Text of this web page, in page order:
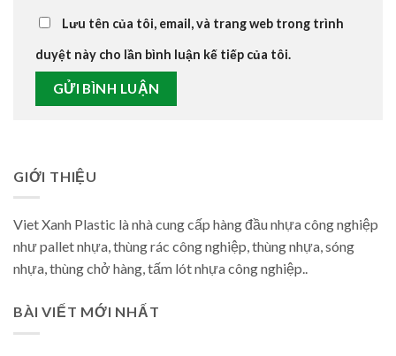
Lưu tên của tôi, email, và trang web trong trình
duyệt này cho lần bình luận kế tiếp của tôi.
GIỚI THIỆU
Viet Xanh Plastic là nhà cung cấp hàng đầu nhựa công nghiệp
như pallet nhựa, thùng rác công nghiệp, thùng nhựa, sóng
nhựa, thùng chở hàng, tấm lót nhựa công nghiệp..
BÀI VIẾT MỚI NHẤT